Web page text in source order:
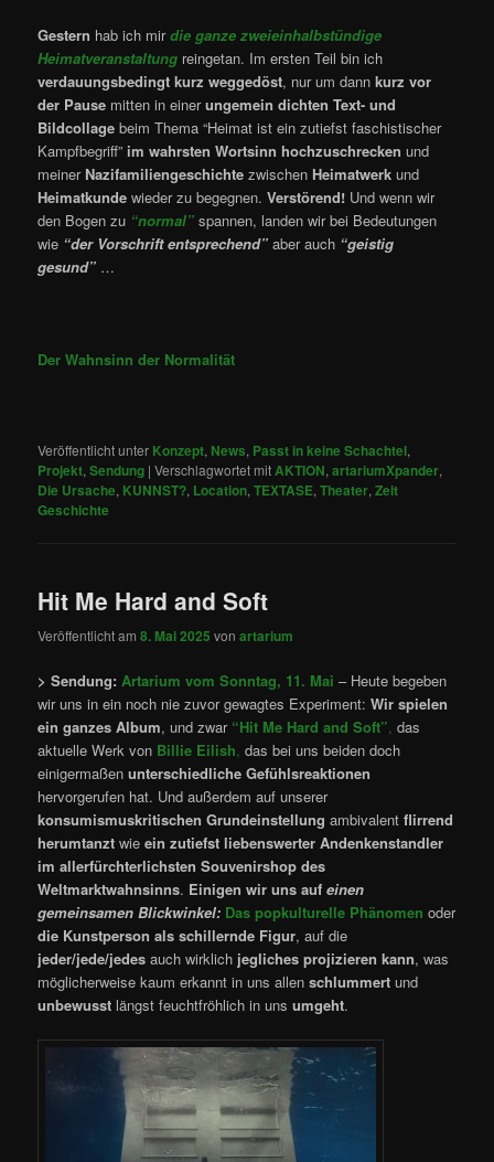
Gestern hab ich mirdie ganze zweieinhalbstündige
Heimatveranstaltung reingetan. Im ersten Teil bin ich
verdauungsbedingt kurz weggedöst, nur um dannkurz vor
der Pause mitten in einerungemein dichten Text- und
Bildcollage beim Thema “Heimat ist ein zutiefst faschistischer
Kampfbegriff” im wahrsten Wortsinn hochzuschrecken und
meiner Nazifamiliengeschichte zwischen Heimatwerk und
Heimatkunde wieder zu begegnen.Verstörend! Und wenn wir
den Bogen zu “normal” spannen, landen wir bei Bedeutungen
wie “der Vorschrift entsprechend” aber auch “geistig
gesund” …
Der Wahnsinn der Normalität
Veröffentlicht unter Konzept, News, Passt in keine Schachtel,
Projekt,Sendung |Verschlagwortet mitAKTION,artariumXpander,
Die Ursache, KUNNST?, Location,TEXTASE,Theater,Zeit
Geschichte
Hit Me Hard and Soft
Veröffentlicht am8. Mai 2025 vonartarium
> Sendung:Artarium vom Sonntag, 11. Mai – Heute begeben
wir uns in ein noch nie zuvor gewagtes Experiment:Wir spielen
ein ganzes Album, und zwar “Hit Me Hard and Soft”, das
aktuelle Werk von Billie Eilish, das bei uns beiden doch
einigermaßenunterschiedliche Gefühlsreaktionen
hervorgerufen hat. Und außerdem auf unserer
konsumismuskritischen Grundeinstellung ambivalentflirrend
herumtanzt wieein zutiefst liebenswerter Andenkenstandler
im allerfürchterlichsten Souvenirshop des
Weltmarktwahnsinns. Einigen wir uns aufeinen
gemeinsamen Blickwinkel: Das popkulturelle Phänomen oder
die Kunstperson als schillernde Figur, auf die
jeder/jede/jedes auch wirklich jegliches projizieren kann, was
möglicherweise kaum erkannt in uns allenschlummert und
unbewusst längst feuchtfröhlich in unsumgeht.